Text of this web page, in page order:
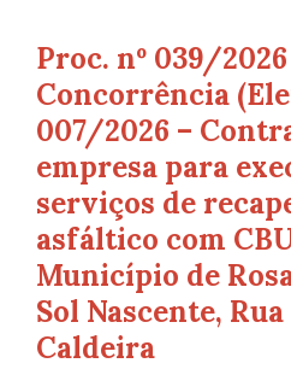
Proc. nº 039/2026
Concorrência
007/2026 –
empresa para
serviços de
asfáltico com
Município de
Sol Nascente,
Caldeira